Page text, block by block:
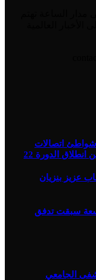
اتصالات
الدورة 22
عزيز بنزيان
سبقت تدفق
الجامعي